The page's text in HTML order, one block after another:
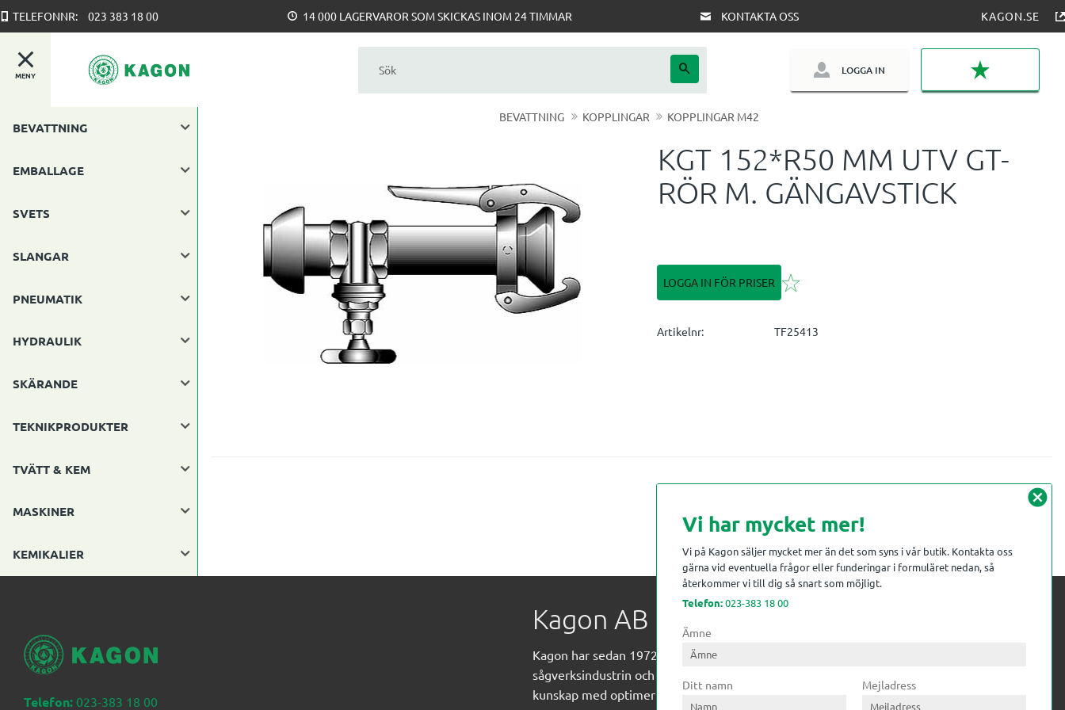
TELEFONNR: 023 383 18 00 14 000 LAGERVAROR SOM SKICKAS INOM 24 TIMMAR KONTAKTA OSS KAGON.SE
MENY LOGGA IN
BEVATTNING KOPPLINGAR KOPPLINGAR M42
KGT 152*R50 MM UTV GT-
RÖR M. GÄNGAVSTICK
LOGGA IN FÖR PRISER Lägg till i favoriter
Artikelnr TF25413
BEVATTNING
EMBALLAGE
SVETS
SLANGAR
PNEUMATIK
HYDRAULIK
SKÄRANDE
TEKNIKPRODUKTER
TVÄTT & KEM
MASKINER
KEMIKALIER
Telefon: 023-383 18 00
Kagon AB
Kagon har sedan 1972 levererat kompetens till
sågverksindustrin och övrig industri. Till träindustrin tillför vi
kunskap med optimeringslösningar från timmerplanen hela
cancel
Vi har mycket mer!
Vi på Kagon säljer mycket mer än det som syns i vår butik. Kontakta oss
gärna vid eventuella frågor eller funderingar i formuläret nedan, så
återkommer vi till dig så snart som möjligt.
Telefon:023-383 18 00
Ämne
Ditt namn Mejladress